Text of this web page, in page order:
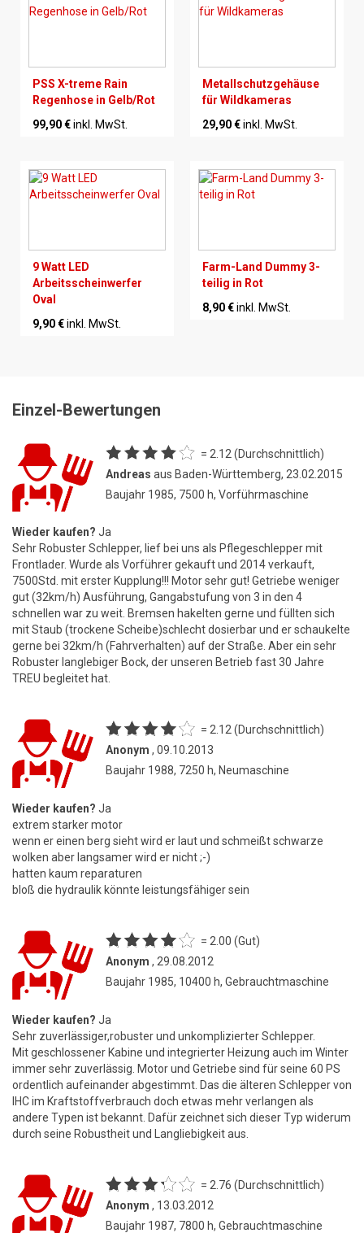
PSS X-treme Rain
Regenhose in Gelb/Rot
99,90 €inkl. MwSt.
Metallschutzgehäuse
für Wildkameras
29,90 €inkl. MwSt.
9 Watt LED
Arbeitsscheinwerfer
Oval
9,90 €inkl. MwSt.
Farm-Land Dummy 3-
teilig in Rot
8,90 €inkl. MwSt.
Einzel-Bewertungen
= 2.12 (Durchschnittlich)
Andreas aus Baden-Württemberg, 23.02.2015
Baujahr 1985, 7500 h, Vorführmaschine
Wieder kaufen? Ja
Sehr Robuster Schlepper, lief bei uns als Pflegeschlepper mit
Frontlader. Wurde als Vorführer gekauft und 2014 verkauft,
7500Std. mit erster Kupplung!!! Motor sehr gut! Getriebe weniger
gut (32km/h) Ausführung, Gangabstufung von 3 in den 4
schnellen war zu weit. Bremsen hakelten gerne und füllten sich
mit Staub (trockene Scheibe)schlecht dosierbar und er schaukelte
gerne bei 32km/h (Fahrverhalten) auf der Straße. Aber ein sehr
Robuster langlebiger Bock, der unseren Betrieb fast 30 Jahre
TREU begleitet hat.
= 2.12 (Durchschnittlich)
Anonym , 09.10.2013
Baujahr 1988, 7250 h, Neumaschine
Wieder kaufen? Ja
extrem starker motor
wenn er einen berg sieht wird er laut und schmeißt schwarze
wolken aber langsamer wird er nicht ;-)
hatten kaum reparaturen
bloß die hydraulik könnte leistungsfähiger sein
= 2.00 (Gut)
Anonym , 29.08.2012
Baujahr 1985, 10400 h, Gebrauchtmaschine
Wieder kaufen? Ja
Sehr zuverlässiger,robuster und unkomplizierter Schlepper.
Mit geschlossener Kabine und integrierter Heizung auch im Winter
immer sehr zuverlässig. Motor und Getriebe sind für seine 60 PS
ordentlich aufeinander abgestimmt. Das die älteren Schlepper von
IHC im Kraftstoffverbrauch doch etwas mehr verlangen als
andere Typen ist bekannt. Dafür zeichnet sich dieser Typ widerum
durch seine Robustheit und Langliebigkeit aus.
= 2.76 (Durchschnittlich)
Anonym , 13.03.2012
Baujahr 1987, 7800 h, Gebrauchtmaschine